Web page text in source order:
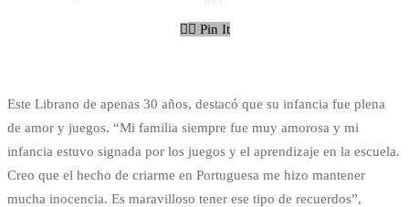
Pin It
Este Librano de apenas 30 años, destacó que su infancia fue plena
de amor y juegos. “Mi familia siempre fue muy amorosa y mi
infancia estuvo signada por los juegos y el aprendizaje en la escuela.
Creo que el hecho de criarme en Portuguesa me hizo mantener
mucha inocencia. Es maravilloso tener ese tipo de recuerdos”,